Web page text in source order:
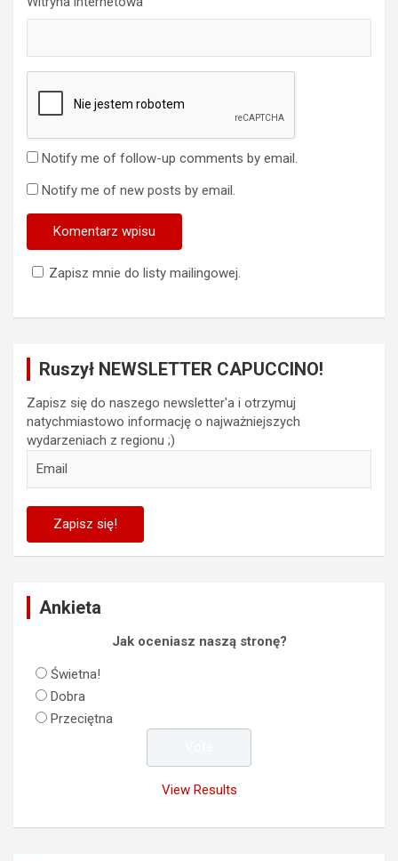
Notify me of follow-up comments by email.
Notify me of new posts by email.
Zapisz mnie do listy mailingowej.
Ruszył NEWSLETTER CAPUCCINO!
Zapisz się do naszego newsletter'a i otrzymuj
natychmiastowo informację o najważniejszych
wydarzeniach z regionu ;)
Ankieta
Jak oceniasz naszą stronę?
Świetna!
Dobra
Przeciętna
View Results